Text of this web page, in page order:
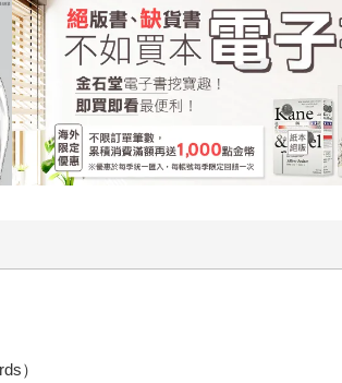
）